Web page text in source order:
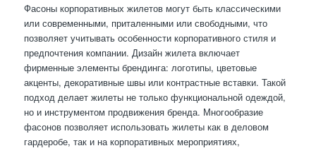
Фасоны корпоративных жилетов могут быть классическими
или современными, приталенными или свободными, что
позволяет учитывать особенности корпоративного стиля и
предпочтения компании. Дизайн жилета включает
фирменные элементы брендинга: логотипы, цветовые
акценты, декоративные швы или контрастные вставки. Такой
подход делает жилеты не только функциональной одеждой,
но и инструментом продвижения бренда. Многообразие
фасонов позволяет использовать жилеты как в деловом
гардеробе, так и на корпоративных мероприятиях,